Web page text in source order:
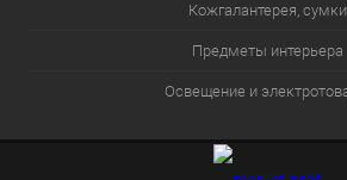
Кожгалантерея, сумки
Предметы интерьера
Освещение и